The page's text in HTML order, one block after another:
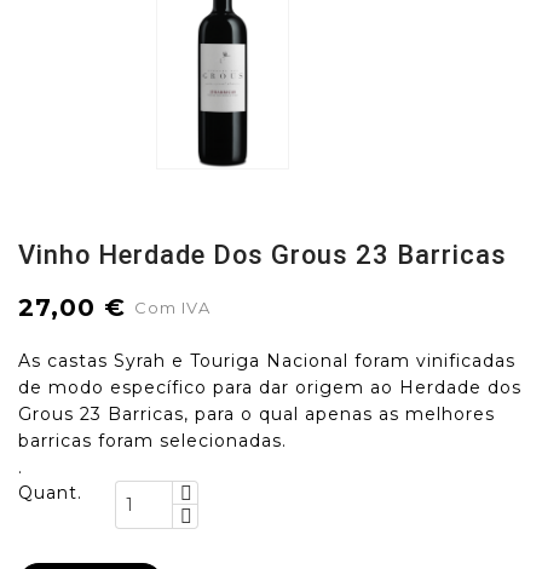
Vinho Herdade Dos Grous 23 Barricas
27,00 € Com IVA
As castas Syrah e Touriga Nacional foram vinificadas
de modo específico para dar origem ao Herdade dos
Grous 23 Barricas, para o qual apenas as melhores
barricas foram selecionadas.
.
Quant.